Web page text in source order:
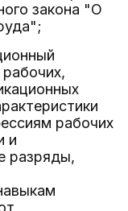
закона "О
рабочих
и
разряды,